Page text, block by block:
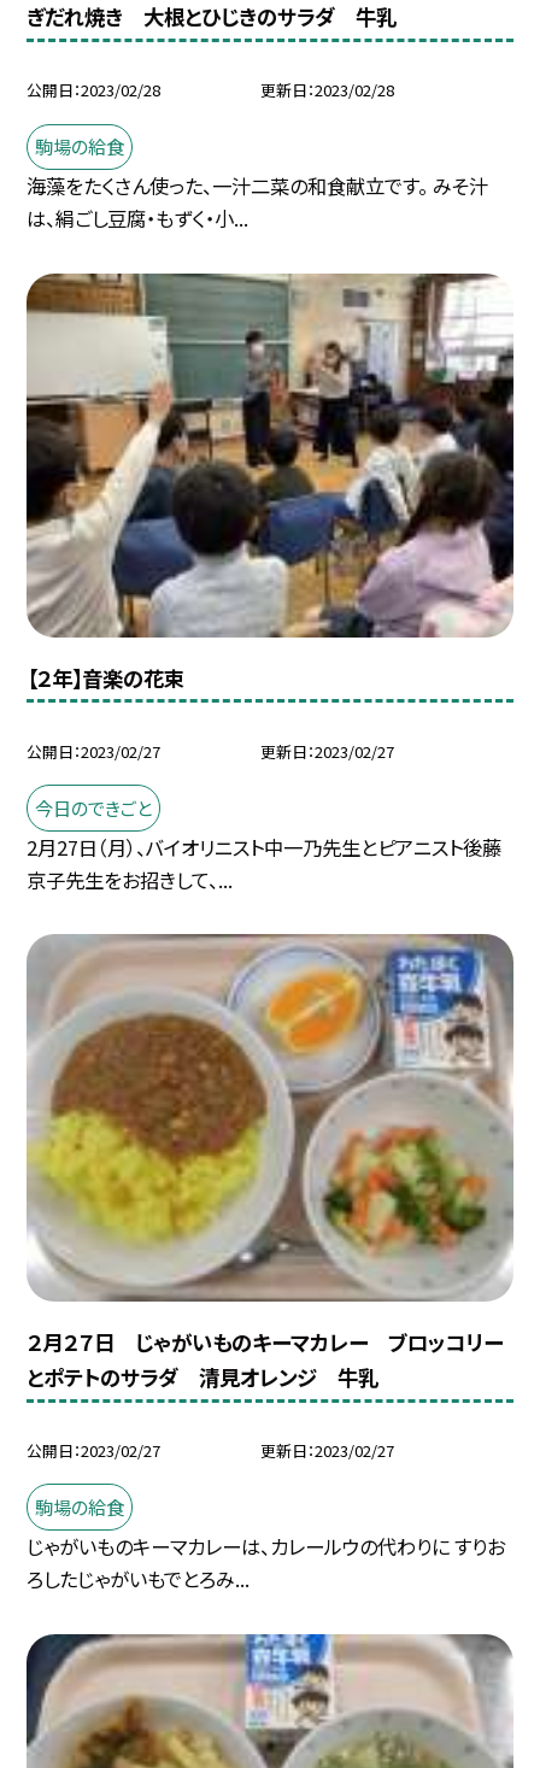
ぎだれ焼き 大根とひじきのサラダ 牛乳
公開日 2023/02/28 更新日 2023/02/28
駒場の給食
海藻をたくさん使った、一汁二菜の和食献立です。 みそ汁
は、絹ごし豆腐・もずく・小...
【２年】音楽の花束
公開日 2023/02/27 更新日 2023/02/27
今日のできごと
2月27日（月）、バイオリニスト中一乃先生とピアニスト後藤
京子先生をお招きして、...
２月２７日 じゃがいものキーマカレー ブロッコリー
とポテトのサラダ 清見オレンジ 牛乳
公開日 2023/02/27 更新日 2023/02/27
駒場の給食
じゃがいものキーマカレーは、カレールウの代わりに すりお
ろしたじゃがいもでとろみ...